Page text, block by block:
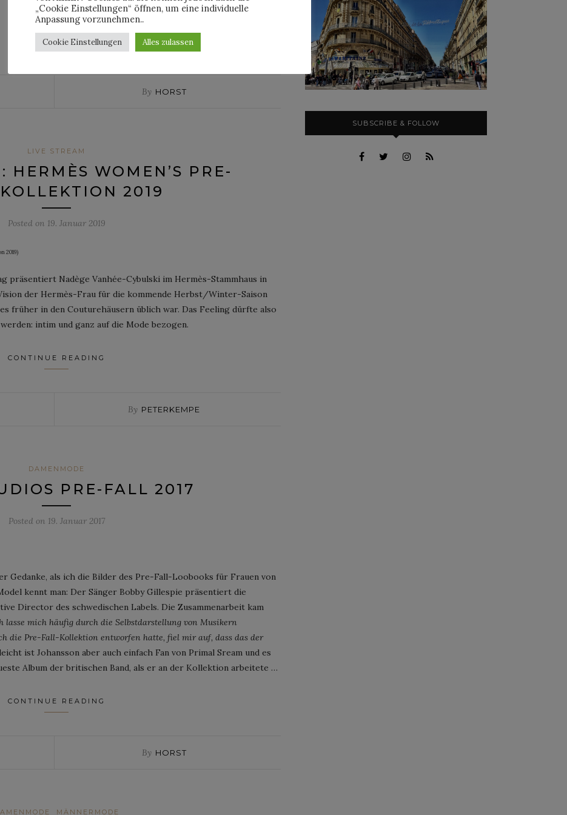
CONTINUE READING
By HORST
LIVE STREAM
HERMÈS WOMEN’S PRE-
2019
Posted on 19. Januar 2019
2019)
präsentiert Nadège Vanhée-Cybulski im Hermès-Stammhaus in
der Hermès-Frau für die kommende Herbst/Winter-Saison
es früher in den Couturehäusern üblich war. Das Feeling dürfte also
intim und ganz auf die Mode bezogen.
CONTINUE READING
By PETERKEMPE
DAMENMODE
PRE-FALL 2017
Posted on 19. Januar 2017
Gedanke, als ich die Bilder des Pre-Fall-Loobooks für Frauen von
kennt man: Der Sänger Bobby Gillespie präsentiert die
Director des schwedischen Labels. Die Zusammenarbeit kam
lasse mich häufig durch die Selbstdarstellung von Musikern
die Pre-Fall-Kollektion entworfen hatte, fiel mir auf, dass das der
ist Johansson aber auch einfach Fan von Primal Sream und es
Album der britischen Band, als er an der Kollektion arbeitete …
CONTINUE READING
By HORST
MÄNNERMODE
SUBSCRIBE & FOLLOW
„Cookie Einstellungen“ öffnen, um eine individuelle
Anpassung vorzunehmen..
Cookie Einstellungen Alles zulassen